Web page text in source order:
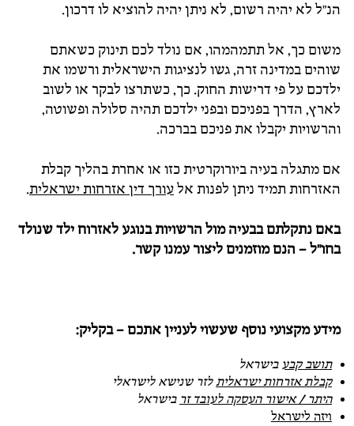
הנ"ל לא יהיה רשום, לא ניתן יהיה להוציא לו דרכון.
משום כך, אל תתמהמהו, אם נולד לכם תינוק כשאתם
שוהים במדינה זרה, גשו לנציגות הישראלית ורשמו את
ילדכם על פי דרישות החוק. כך, כשתרצו לבקר או לשוב
לארץ, הדרך בפניכם ובפני ילדכם תהיה סלולה ופשוטה,
והרשויות יקבלו את פניכם בברכה.
אם מתגלה בעיה ביורוקרטית כזו או אחרת בהליך קבלת
האזרחות תמיד ניתן לפנות אלעורך דין אזרחות ישראלית.
באם נתקלתם בבעיה מול הרשויות בנוגע לאזרוח ילד שנולד
בחו"ל – הנם מוזמנים ליצור עמנו קשר.
מידע מקצועי נוסף שעשוי לעניין אתכם – בקליק:
תושב קבע בישראל
קבלת אזרחות ישראליתלזר שנישא לישראלי
היתר / אישור העסקה לעובד זר בישראל
ויזה לישראל